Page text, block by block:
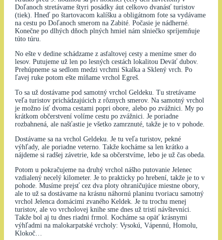
Doľanoch stretávame štyri posádky áut celkovo dvanásť turistov
(tiek). Hneď po štartovacom kalíšku a obligátnom fote sa vydávame
na cestu po Doľanoch smerom na Zabité. Počasie je nádherné.
Konečne po dlhých dňoch plných hmiel nám slniečko spríjemňuje
túto túru.
No ešte v dedine schádzame z asfaltovej cesty a meníme smer do
lesov. Putujeme už len po lesných cestách lokalitou Deväť dubov.
Prehúpneme sa sedlom medzi vrchmi Skalka a Sklený vrch. Po
ľavej ruke potom ešte míňame vrchol Egreš.
To sa už dostávame pod samotný vrchol Geldeku. Tu stretávame
veľa turistov prichádzajúcich z rôznych smerov. Na samotný vrchol
je možno ísť dvoma cestami popri obore, alebo po zvážnici. My po
krátkom občerstvení volíme cestu po zvážnici. Je poriadne
rozbahnená, ale našťastie je všetko zamrznuté, takže je to v pohode.
Dostávame sa na vrchol Geldeku. Je tu veľa turistov, pekné
výhľady, ale poriadne veterno. Takže kocháme sa len krátko a
nájdeme si radšej závetrie, kde sa občerstvíme, lebo je už čas obeda.
Potom u pokračujeme na druhý vrchol nášho putovanie Jelenec
vzdialený necelý kilometer. Je to prakticky po hrebení, takže je to v
pohode. Musíme prejsť cez dva ploty ohraničujúce miestne obory,
ale to už sa dostávame na krásnu náhornú planinu tvoriacu samotný
vrchol Jelenca domácimi zvaného Keldek. Je tu trochu menej
turistov, ale vo vrcholovej knihe sme dnes už tristí návštevníci.
Takže bol aj tu dnes riadni frmol. Kocháme sa opäť krásnymi
výhľadmi na malokarpatské vrcholy: Vysokú, Vápennú, Homolu,
Klokoč…